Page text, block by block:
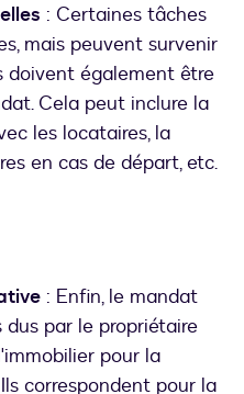
: Certaines tâches
mais peuvent survenir
doivent également être
Cela peut inclure la
les locataires, la
en cas de départ, etc.
: Enfin, le mandat
par le propriétaire
pour la
correspondent pour la